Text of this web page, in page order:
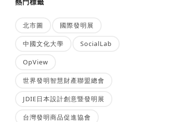
北市圖 國際發明展
中國文化大學 SocialLab
OpView
世界發明智慧財產聯盟總會
JDIE日本設計創意暨發明展
台灣發明商品促進協會